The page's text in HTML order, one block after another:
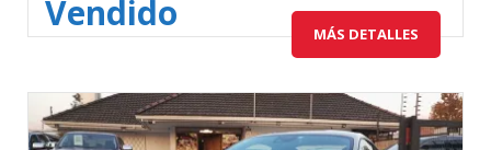
Vendido MÁS DETALLES